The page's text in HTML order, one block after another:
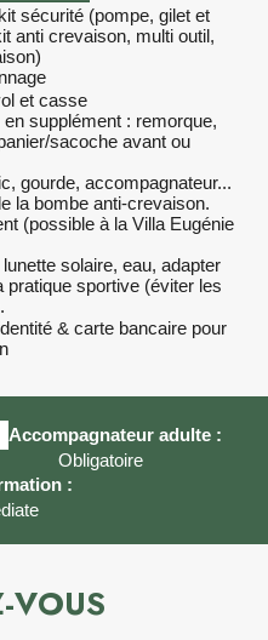
sécurité (pompe, gilet et
anti crevaison, multi outil,
et casse
supplément : remorque,
sacoche avant ou
gourde, accompagnateur...
la bombe anti-crevaison.
(possible à la Villa Eugénie
solaire, eau, adapter
pratique sportive (éviter les
& carte bancaire pour
Accompagnateur adulte :
Obligatoire
:
VOUS